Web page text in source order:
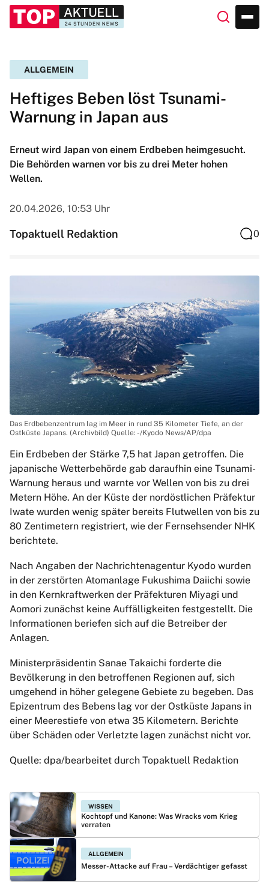
ALLGEMEIN
Heftiges Beben löst Tsunami-
Warnung in Japan aus
Erneut wird Japan von einem Erdbeben heimgesucht.
Die Behörden warnen vor bis zu drei Meter hohen
Wellen.
20.04.2026, 10:53 Uhr
Topaktuell Redaktion 0
Das Erdbebenzentrum lag im Meer in rund 35 Kilometer Tiefe, an der
Ostküste Japans. (Archivbild) Quelle: -/Kyodo News/AP/dpa
Ein Erdbeben der Stärke 7,5 hat Japan getroffen. Die
japanische Wetterbehörde gab daraufhin eine Tsunami-
Warnung heraus und warnte vor Wellen von bis zu drei
Metern Höhe. An der Küste der nordöstlichen Präfektur
Iwate wurden wenig später bereits Flutwellen von bis zu
80 Zentimetern registriert, wie der Fernsehsender NHK
berichtete.
Nach Angaben der Nachrichtenagentur Kyodo wurden
in der zerstörten Atomanlage Fukushima Daiichi sowie
in den Kernkraftwerken der Präfekturen Miyagi und
Aomori zunächst keine Auffälligkeiten festgestellt. Die
Informationen beriefen sich auf die Betreiber der
Anlagen.
Ministerpräsidentin Sanae Takaichi forderte die
Bevölkerung in den betroffenen Regionen auf, sich
umgehend in höher gelegene Gebiete zu begeben. Das
Epizentrum des Bebens lag vor der Ostküste Japans in
einer Meerestiefe von etwa 35 Kilometern. Berichte
über Schäden oder Verletzte lagen zunächst nicht vor.
Quelle: dpa/bearbeitet durch Topaktuell Redaktion
WISSEN
Kochtopf und Kanone: Was Wracks vom Krieg
verraten
ALLGEMEIN
Messer-Attacke auf Frau – Verdächtiger gefasst